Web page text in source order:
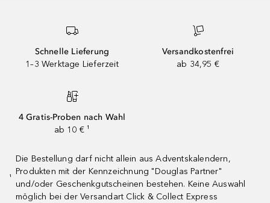
Schnelle Lieferung
1–3 Werktage Lieferzeit
Versandkostenfrei
ab 34,95 €
4 Gratis-Proben nach Wahl
ab 10 € ¹
¹
Die Bestellung darf nicht allein aus Adventskalendern,
Produkten mit der Kennzeichnung "Douglas Partner"
und/oder Geschenkgutscheinen bestehen. Keine Auswahl
möglich bei der Versandart Click & Collect Express